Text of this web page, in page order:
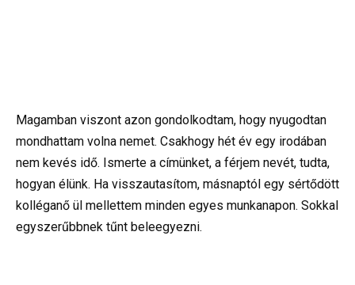
Magamban viszont azon gondolkodtam, hogy nyugodtan
mondhattam volna nemet. Csakhogy hét év egy irodában
nem kevés idő. Ismerte a címünket, a férjem nevét, tudta,
hogyan élünk. Ha visszautasítom, másnaptól egy sértődött
kolléganő ül mellettem minden egyes munkanapon. Sokkal
egyszerűbbnek tűnt beleegyezni.